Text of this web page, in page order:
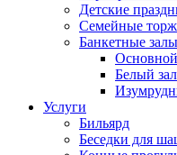
Детские
Семейные
Банкетные залы
Белый зал
Услуги
Бильярд
Беседки для